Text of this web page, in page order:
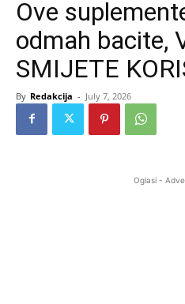
Ove
odmah bacite,
SMIJETE
By Redakcija - July 7, 2026
Oglasi -